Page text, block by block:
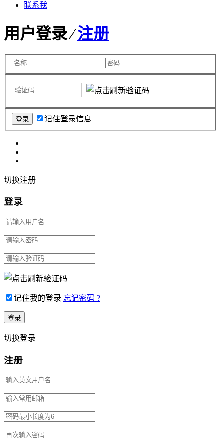
联系我
用户登录 ⁄注册
记住登录信息
切换注册
登录
记住我的登录 忘记密码 ?
切换登录
注册